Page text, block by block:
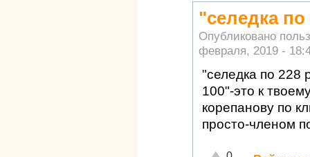
"селедка
Опубликовано
февраля, 2019 -
"селедка по 228
100"-это к
корепанову по
просто-членом
Отлично!